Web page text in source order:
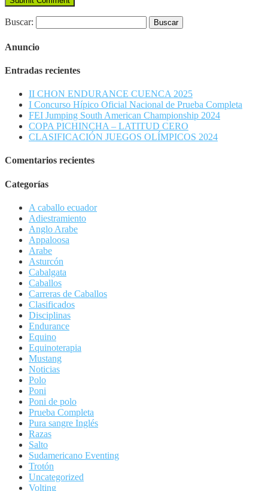
Buscar:
Anuncio
Entradas recientes
II CHON ENDURANCE CUENCA 2025
I Concurso Hípico Oficial Nacional de Prueba Completa
FEI Jumping South American Championship 2024
COPA PICHINCHA – LATITUD CERO
CLASIFICACIÓN JUEGOS OLÍMPICOS 2024
Comentarios recientes
Categorías
A caballo ecuador
Adiestramiento
Anglo Arabe
Appaloosa
Arabe
Asturcón
Cabalgata
Caballos
Carreras de Caballos
Clasificados
Disciplinas
Endurance
Equino
Equinoterapia
Mustang
Noticias
Polo
Poni
Poni de polo
Prueba Completa
Pura sangre Inglés
Razas
Salto
Sudamericano Eventing
Trotón
Uncategorized
Volting